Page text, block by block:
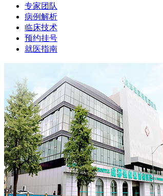
专家团队
病例解析
临床技术
预约挂号
就医指南